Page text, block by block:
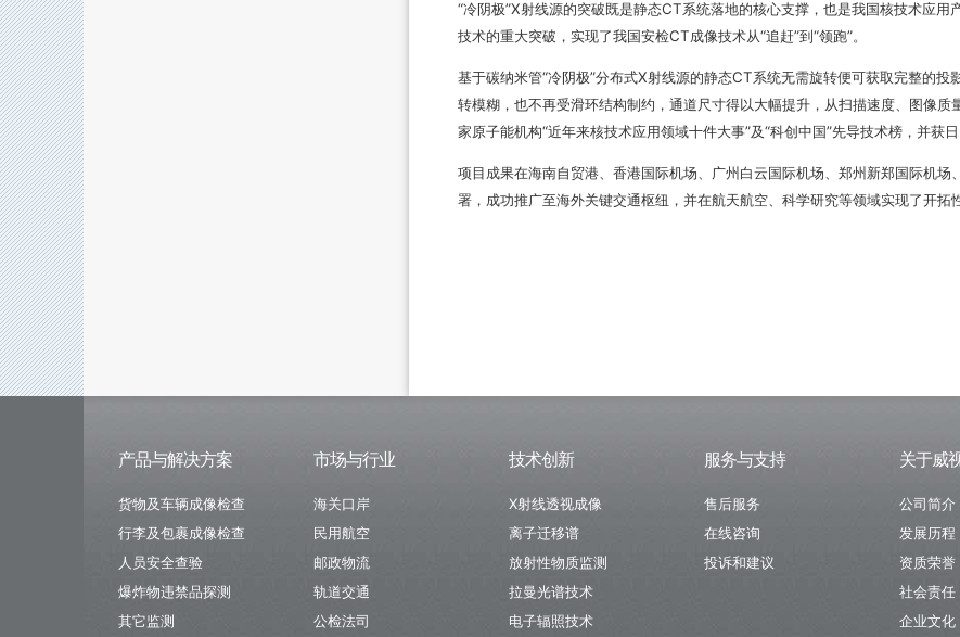
“冷阴极”X射线源的突破既是静态CT系统落地的核心支撑，也是我国核技术应
技术的重大突破，实现了我国安检CT成像技术从“追赶”到“领跑”。
基于碳纳米管“冷阴极”分布式X射线源的静态CT系统无需旋转便可获取完整的
转模糊，也不再受滑环结构制约，通道尺寸得以大幅提升，从扫描速度、图像
家原子能机构“近年来核技术应用领域十件大事”及“科创中国”先导技术榜，并获日
项目成果在海南自贸港、香港国际机场、广州白云国际机场、郑州新郑国际机
署，成功推广至海外关键交通枢纽，并在航天航空、科学研究等领域实现了开拓
产品与解决方案
货物及车辆成像检查
行李及包裹成像检查
人员安全查验
爆炸物违禁品探测
其它监测
市场与行业
海关口岸
民用航空
邮政物流
轨道交通
公检法司
技术创新
X射线透视成像
离子迁移谱
放射性物质监测
拉曼光谱技术
电子辐照技术
服务与支持
售后服务
在线咨询
投诉和建议
关于威
公司简介
发展历程
资质荣誉
社会责任
企业文化